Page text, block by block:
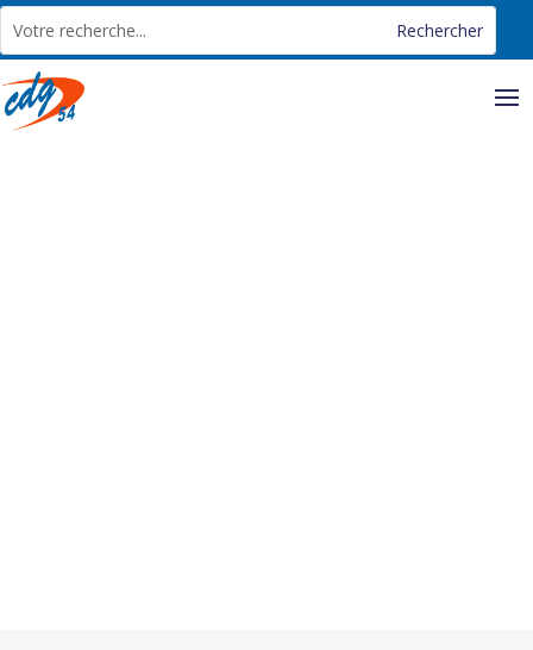
Panneau de gestion des cookies